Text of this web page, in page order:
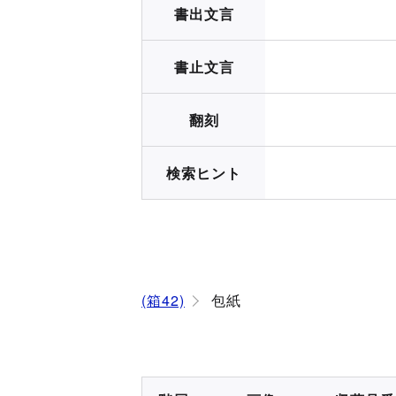
書出文言
書止文言
翻刻
検索ヒント
(箱42) 包紙